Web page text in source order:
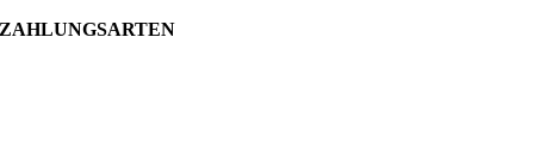
ZAHLUNGSARTEN